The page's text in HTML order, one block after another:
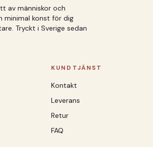
av människor och
minimal konst för dig
Tryckt i Sverige sedan
KUNDTJÄNST
Kontakt
Leverans
Retur
FAQ